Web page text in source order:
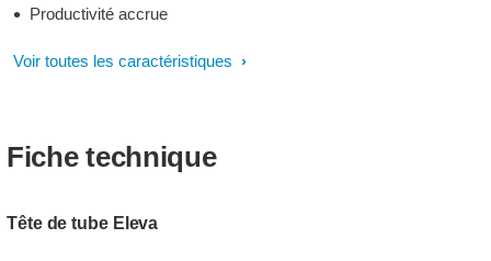
Productivité accrue
Voir toutes les caractéristiques
Fiche technique
Tête de tube Eleva